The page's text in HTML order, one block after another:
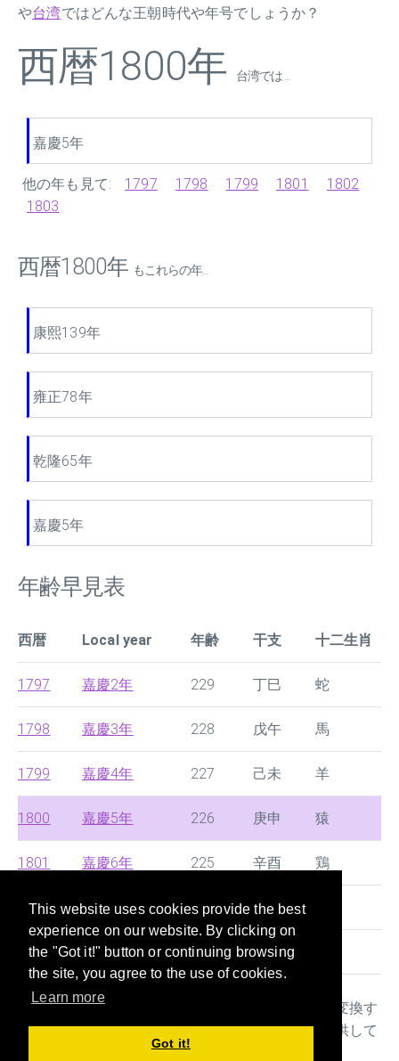
This website uses cookies provide the best
experience on our website. By clicking on
the "Got it!" button or continuing browsing
the site, you agree to the use of cookies.
Learn more
Got it!
や台湾ではどんな王朝時代や年号でしょうか？
西暦1800年 台湾では ...
嘉慶5年
他の年も見て: 1797 1798 1799 1801
1802
1803
西暦1800年 もこれらの年...
康熙139年
雍正78年
乾隆65年
嘉慶5年
年齢早見表
西暦 Local year 年齢 干支 十二生肖
1797 嘉慶2年 229 丁巳 蛇
1798 嘉慶3年 228 戊午 馬
1799 嘉慶4年 227 己未 羊
1800 嘉慶5年 226 庚申 猿
1801 嘉慶6年 225 辛酉 鶏
1802 嘉慶7年 224 壬戌
1803 嘉慶8年 223 癸亥
本サイトは西暦と中国の王朝時代や日本の年号を変換す
るサイトです。年齢早見表や干支や十二生肖も提供して
おり、書類を記入する際に大変便利なツールです。